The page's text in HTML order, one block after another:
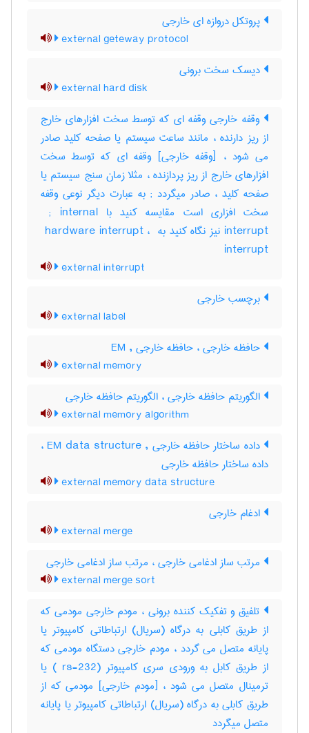
پروتکل دروازه ای خارجی
external geteway protocol
دیسک سخت برونی
external hard disk
وقفه خارجی وقفه ای که توسط سخت افزارهای خارج
از ریز دارنده ، مانند ساعت سیستم یا صفحه کلید صادر
می شود ، [وقفه خارجی] وقفه ای که توسط سخت
افزارهای خارج از ریز پردازنده ، مثلا زمان سنج سیستم یا
صفحه کلید ، صادر میگردد‎ ; به عبارت دیگر نوعی وقفه
سخت افزاری است مقایسه کنید با ‎ ; internal
interrupt نیز نگاه کنید به ‎ hardware interrupt ، ‎
interrupt
external interrupt
برچسب خارجی
external label
حافظه خارجی ، حافظه خارجی , EM
external memory
الگوریتم حافظه خارجی ، الگوریتم حافظه‌ خارجی
external memory algorithm
داده ساختار حافظه خارجی , EM data structure ،
داده‌ ساختار حافظه‌ خارجی
external memory data structure
ادغام خارجی
external merge
مرتب ساز ادغامی خارجی ، مرتب‌ ساز ادغامی خارجی
external merge sort
تلفیق و تفکیک کننده برونی ، مودم خارجی مودمی که
از طریق کابلی به درگاه (سریال) ارتباطاتی کامپیوتر یا
پایانه متصل می گردد ، مودم خارجی دستگاه مودمی که
از طریق کابل به ورودی سری کامپیوتر (rs-232 ) یا
ترمینال متصل می شود ، [مودم خارجی] مودمی که از
طریق کابلی به درگاه (سریال) ارتباطاتی کامپیوتر یا پایانه
متصل میگردد